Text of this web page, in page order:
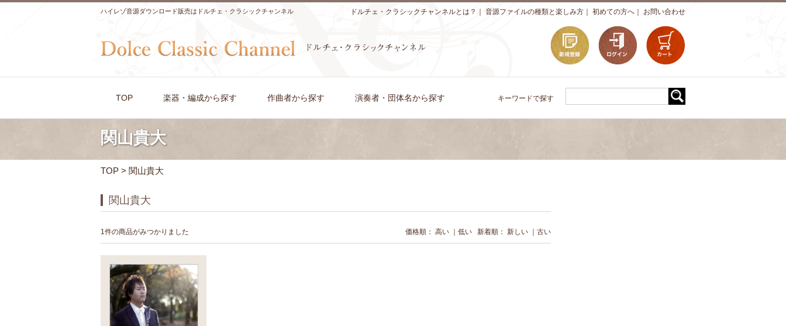
ハイレゾ音源ダウンロード販売はドルチェ・クラシックチャンネル お問い合わせ
初めての方へ
音源ファイルの種類と楽しみ方
ドルチェ・クラシックチャンネルとは？
TOP 楽器・編成から探す 作曲者から探す 演奏者・団体名から探す キーワードで探す
関山貴大
TOP > 関山貴大
関山貴大
1件の商品がみつかりました 価格順： 高い 低い 新着順： 新しい 古い